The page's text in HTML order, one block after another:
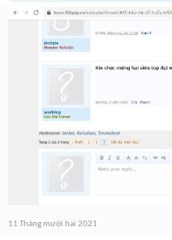
11 Tháng mười hai 2021